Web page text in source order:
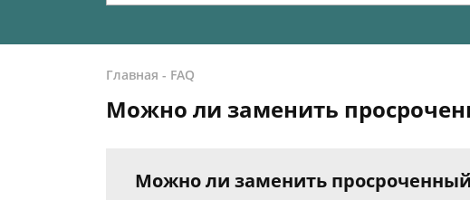
Главная - FAQ
Можно ли заменить
Можно ли заменить просроченный